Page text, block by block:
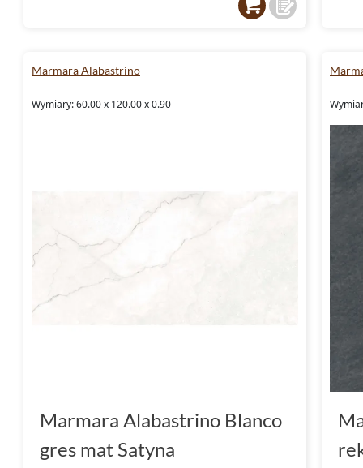
Marmara Alabastrino
Wymiary: 60.00 x 120.00 x 0.90
Marmara Alabastrino Blanco
gres mat Satyna